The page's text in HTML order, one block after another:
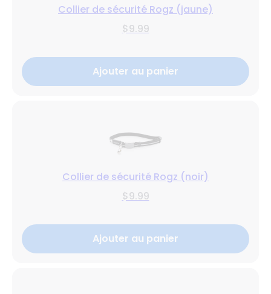
Collier de sécurité Rogz (jaune)
$9.99
Ajouter au panier
Collier de sécurité Rogz (noir)
$9.99
Ajouter au panier